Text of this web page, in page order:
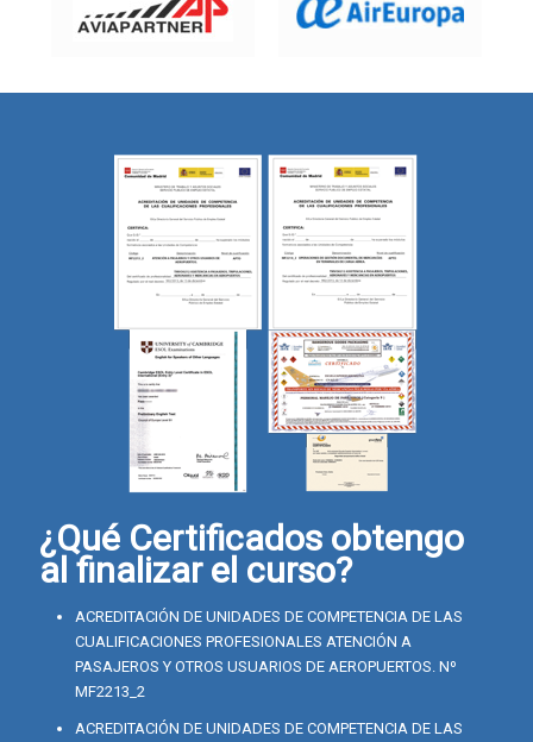
¿Qué Certificados obtengo
al finalizar el curso?
ACREDITACIÓN DE UNIDADES DE COMPETENCIA DE LAS
CUALIFICACIONES PROFESIONALES ATENCIÓN A
PASAJEROS Y OTROS USUARIOS DE AEROPUERTOS. Nº
MF2213_2
ACREDITACIÓN DE UNIDADES DE COMPETENCIA DE LAS